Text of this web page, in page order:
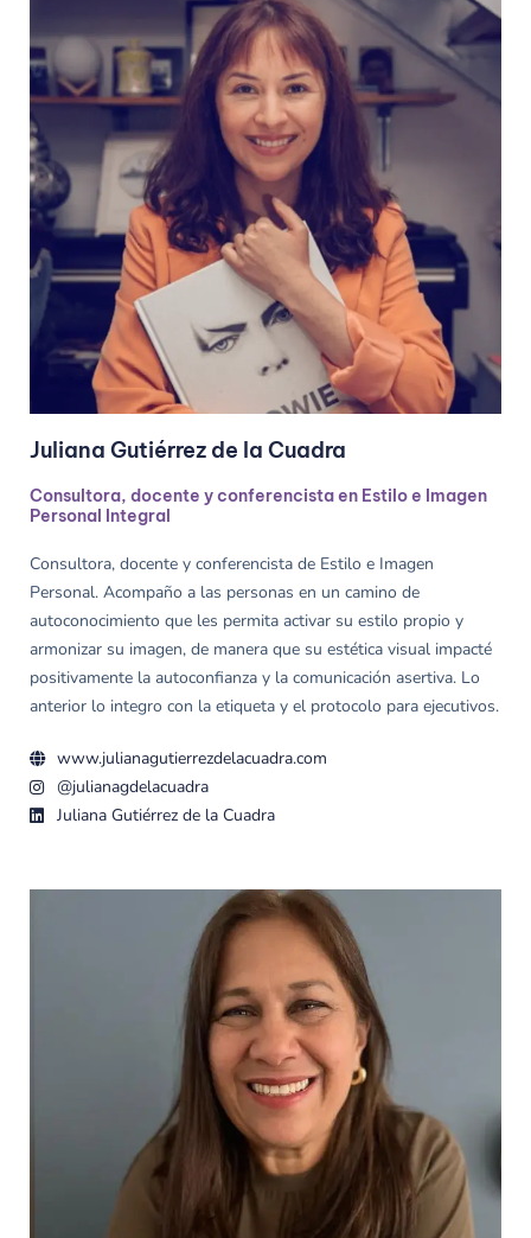
Juliana Gutiérrez de la Cuadra
Consultora, docente y conferencista en Estilo e Imagen
Personal Integral
Consultora, docente y conferencista de Estilo e Imagen
Personal. Acompaño a las personas en un camino de
autoconocimiento que les permita activar su estilo propio y
armonizar su imagen, de manera que su estética visual impacté
positivamente la autoconfianza y la comunicación asertiva. Lo
anterior lo integro con la etiqueta y el protocolo para ejecutivos.
www.julianagutierrezdelacuadra.com
@julianagdelacuadra
Juliana Gutiérrez de la Cuadra